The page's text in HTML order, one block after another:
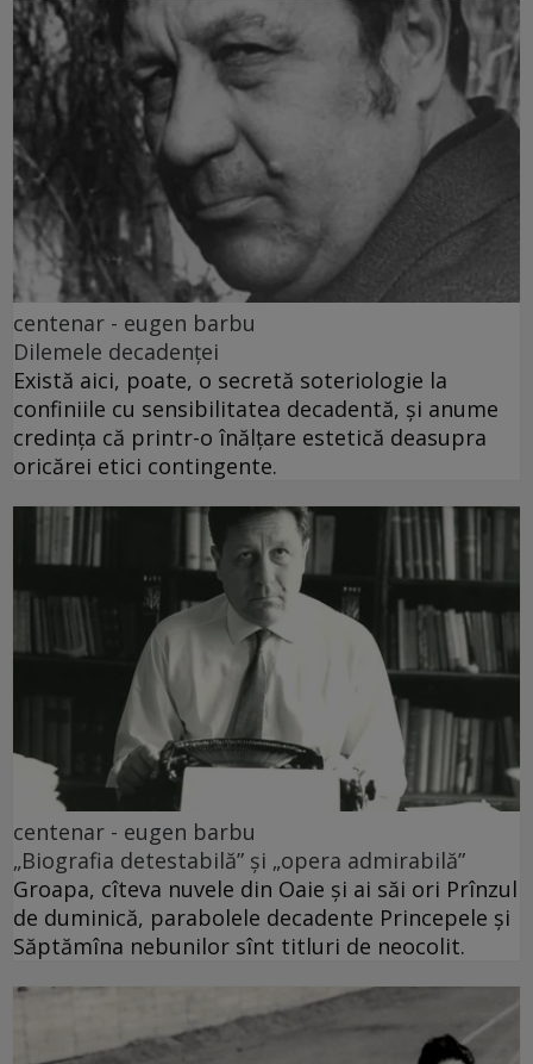
centenar - eugen barbu
Dilemele decadenței
Există aici, poate, o secretă soteriologie la
confiniile cu sensibilitatea decadentă, și anume
credința că printr-o înălțare estetică deasupra
oricărei etici contingente.
centenar - eugen barbu
„Biografia detestabilă” și „opera admirabilă”
Groapa, cîteva nuvele din Oaie și ai săi ori Prînzul
de duminică, parabolele decadente Princepele și
Săptămîna nebunilor sînt titluri de neocolit.